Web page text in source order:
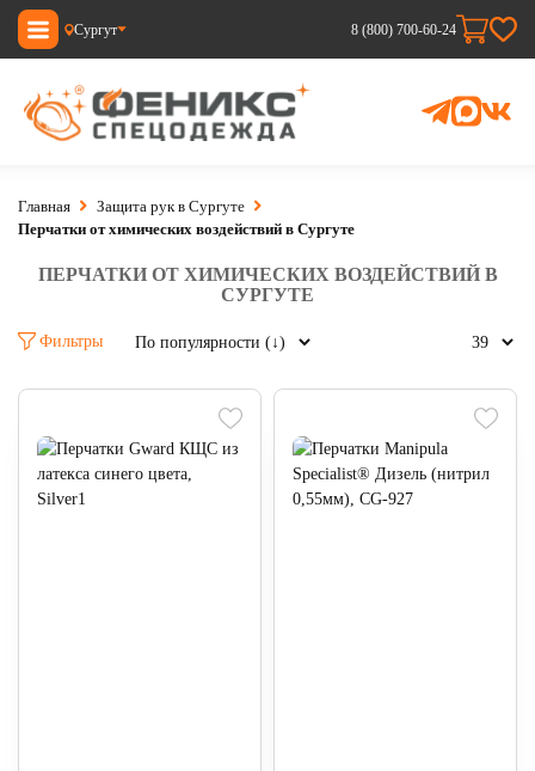
Сургут 8 (800) 700-60-24
Главная
Защита рук в Сургуте
Перчатки от химических воздействий в Сургуте
ПЕРЧАТКИ ОТ ХИМИЧЕСКИХ ВОЗДЕЙСТВИЙ В
СУРГУТЕ
Фильтры